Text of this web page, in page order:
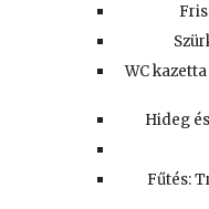
WC
Hideg
Fűtés: